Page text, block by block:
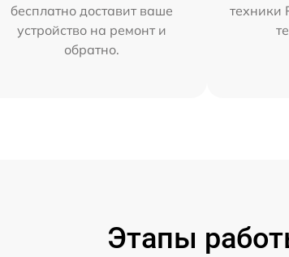
бесплатно доставит ваше
устройство на ремонт и
обратно.
техники
Этапы